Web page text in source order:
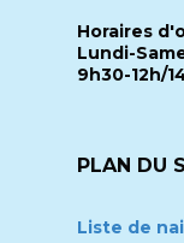
Horaires
Lundi-
9h30-12h/
PLAN DU
Liste de